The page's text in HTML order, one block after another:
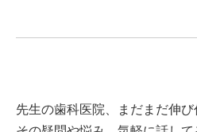
先生の歯科医院、まだまだ伸び